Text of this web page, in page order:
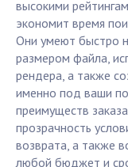
высокими
экономит время
Они умеют быстро
размером файла,
рендера, а также
именно под ваши
преимуществ
прозрачность
возврата, а также
любой бюджет и